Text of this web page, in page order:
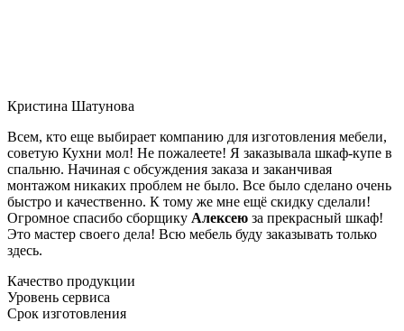
Кристина Шатунова
Всем, кто еще выбирает компанию для изготовления мебели,
советую Кухни мол! Не пожалеете! Я заказывала шкаф-купе в
спальню. Начиная с обсуждения заказа и заканчивая
монтажом никаких проблем не было. Все было сделано очень
быстро и качественно. К тому же мне ещё скидку сделали!
Огромное спасибо сборщику Алексею за прекрасный шкаф!
Это мастер своего дела! Всю мебель буду заказывать только
здесь.
Качество продукции
Уровень сервиса
Срок изготовления